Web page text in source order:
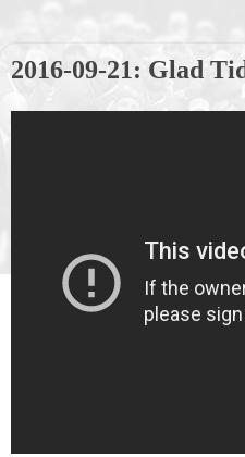
2016-09-21: Glad